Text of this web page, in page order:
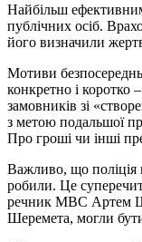
Найбільш
публічних осіб.
його визначили
Мотиви
конкретно і коротко
замовників зі
з метою подальшої
Про гроші чи інші
Важливо, що поліція
робили. Це
речник МВС Артем
Шеремета, могли